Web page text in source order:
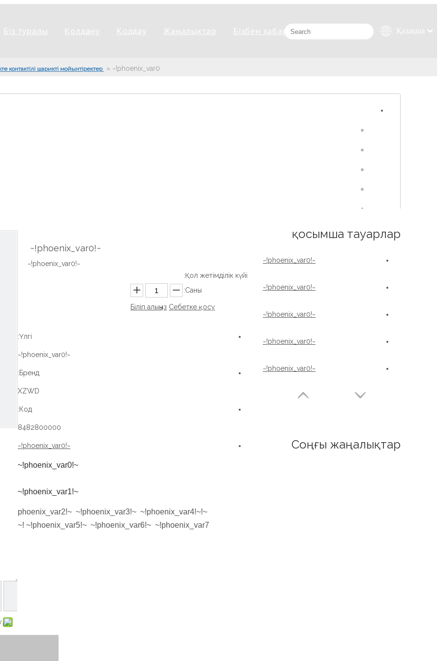
Біз туралы Қолдану Қолдау Жаңалықтар Бізбен хабарласыңыз Қазақша
한국어
العربية
контактілі шарикті мойынтіректер » ~!phoenix_var0!~
~!phoenix_var0!~
~!phoenix_var0!~
Қол жетімділік күйі:
Саны:
Біліп алыңыз Себетке қосу
Үлгі:
~!phoenix_var0!~
Бренд:
XZWD
Код:
8482800000
~!phoenix_var0!~
~!phoenix_var0!~
~!phoenix_var1!~
~!phoenix_var2!~ ~!phoenix_var3!~ ~!phoenix_var4!~
~!phoenix_var5!~ ~!phoenix_var6!~ ~!phoenix_var7!~
қосымша тауарлар
~!phoenix_var0!~
~!phoenix_var0!~
~!phoenix_var0!~
~!phoenix_var0!~
~!phoenix_var0!~
Соңғы жаңалықтар